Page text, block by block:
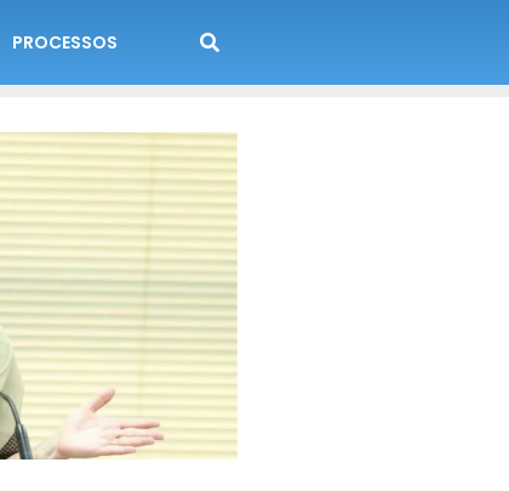
PROCESSOS